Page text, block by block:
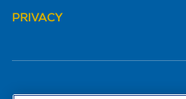
PRIVACY